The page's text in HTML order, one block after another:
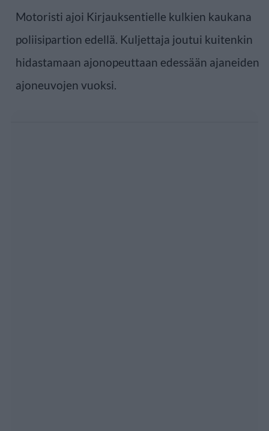
Motoristi ajoi Kirjauksentielle kulkien kaukana
poliisipartion edellä. Kuljettaja joutui kuitenkin
hidastamaan ajonopeuttaan edessään ajaneiden
ajoneuvojen vuoksi.